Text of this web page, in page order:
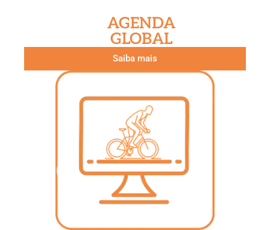
AGENDA
GLOBAL
Saiba mais